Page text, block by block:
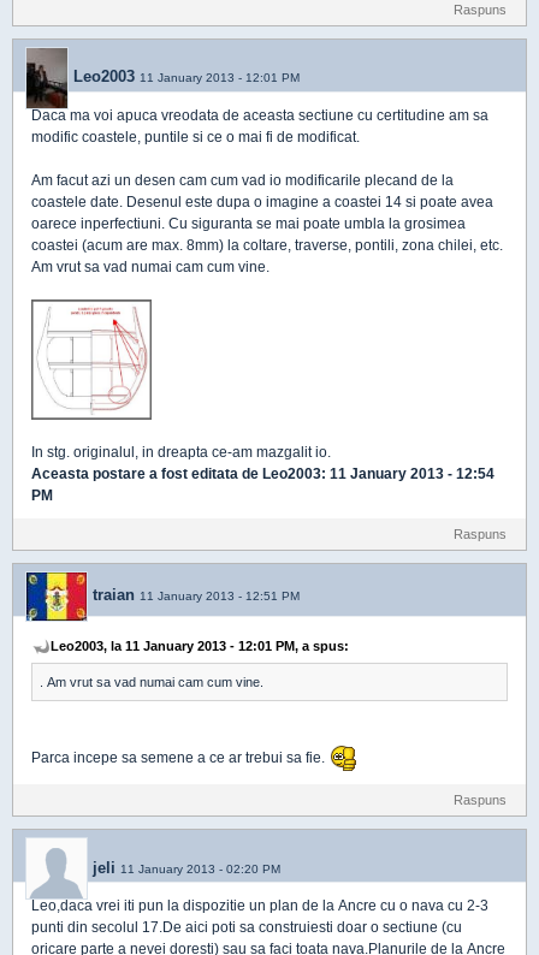
Raspuns
Leo2003 11 January 2013 - 12:01 PM
Daca ma voi apuca vreodata de aceasta sectiune cu certitudine am sa
modific coastele, puntile si ce o mai fi de modificat.
Am facut azi un desen cam cum vad io modificarile plecand de la
coastele date. Desenul este dupa o imagine a coastei 14 si poate avea
oarece inperfectiuni. Cu siguranta se mai poate umbla la grosimea
coastei (acum are max. 8mm) la coltare, traverse, pontili, zona chilei, etc.
Am vrut sa vad numai cam cum vine.
In stg. originalul, in dreapta ce-am mazgalit io.
Aceasta postare a fost editata de Leo2003: 11 January 2013 - 12:54
PM
Raspuns
traian 11 January 2013 - 12:51 PM
Leo2003, la 11 January 2013 - 12:01 PM, a spus:
. Am vrut sa vad numai cam cum vine.
Parca incepe sa semene a ce ar trebui sa fie.
Raspuns
jeli 11 January 2013 - 02:20 PM
Leo,daca vrei iti pun la dispozitie un plan de la Ancre cu o nava cu 2-3
punti din secolul 17.De aici poti sa construiesti doar o sectiune (cu
oricare parte a nevei doresti) sau sa faci toata nava.Planurile de la Ancre